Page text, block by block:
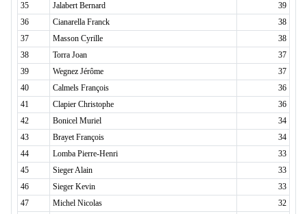
35
Jalabert Bernard
39
36
Cianarella Franck
38
37
Masson Cyrille
38
38
Torra Joan
37
39
Wegnez Jérôme
37
40
Calmels François
36
41
Clapier Christophe
36
42
Bonicel Muriel
34
43
Brayet François
34
44
Lomba Pierre-Henri
33
45
Sieger Alain
33
46
Sieger Kevin
33
47
Michel Nicolas
32